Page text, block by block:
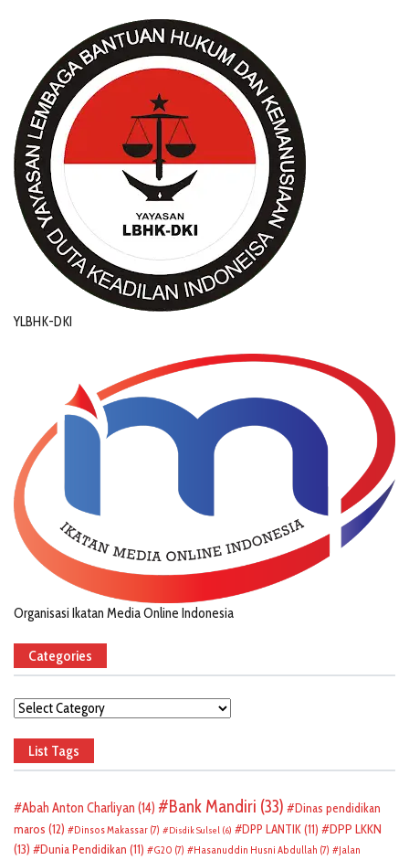
YLBHK-DKI
Organisasi Ikatan Media Online Indonesia
Categories
Categories
List Tags
Abah Anton Charliyan (14) Bank Mandiri (33)
Dinas pendidikan
maros (12) Dinsos Makassar (7) Disdik Sulsel (6) DPP LANTIK(11)
DPP LKKN
(13)
Dunia Pendidikan (11) G20 (7) Hasanuddin Husni Abdullah (7)
Jalan